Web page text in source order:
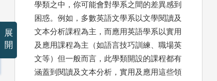
學類之中，你可能會對學系之間的差異感到
困惑。例如，多數英語文學系以文學閱讀及
文本分析課程為主，而應用英語學系以實用
及應用課程為主（如語言技巧訓練、職場英
文等）但一般而言，此學類開設的課程都有
涵蓋到閱讀及文本分析，實用及應用這些領
展
開